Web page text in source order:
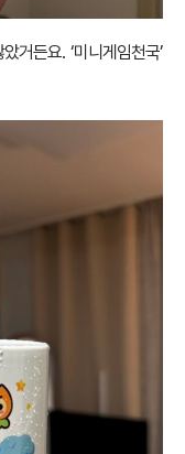
거든요. ‘미니게임천국’